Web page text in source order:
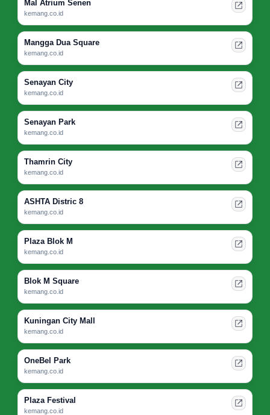
Mal Atrium Senen
kemang.co.id
Mangga Dua Square
kemang.co.id
Senayan City
kemang.co.id
Senayan Park
kemang.co.id
Thamrin City
kemang.co.id
ASHTA Distric 8
kemang.co.id
Plaza Blok M
kemang.co.id
Blok M Square
kemang.co.id
Kuningan City Mall
kemang.co.id
OneBel Park
kemang.co.id
Plaza Festival
kemang.co.id